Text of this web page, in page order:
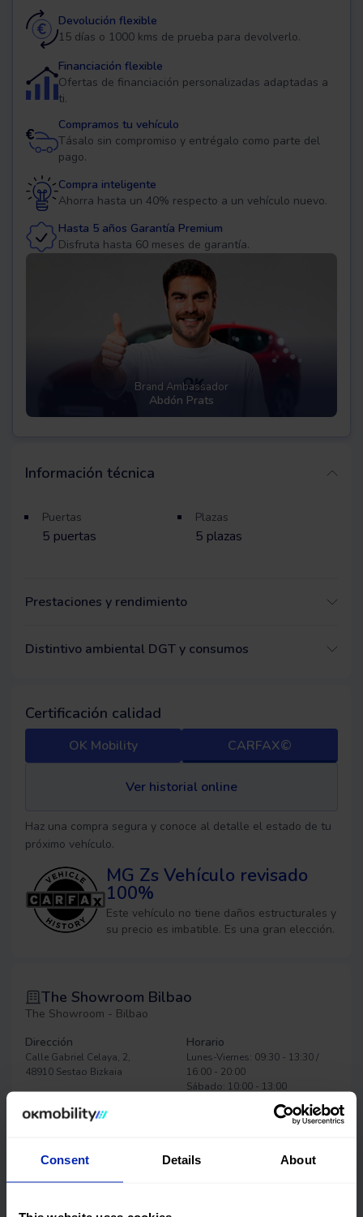
Consent Details About
Devolución flexible
15 días o 1000 kms de prueba para devolverlo.
Financiación flexible
Ofertas de financiación personalizadas adaptadas a
ti.
Compramos tu vehículo
Tásalo sin compromiso y entrégalo como parte del
pago.
Compra inteligente
Ahorra hasta un 40% respecto a un vehículo nuevo.
Hasta 5 años Garantía Premium
Disfruta hasta 60 meses de garantía.
Brand Ambassador
Abdón Prats
Información técnica
Puertas
5 puertas
Plazas
5 plazas
Prestaciones y rendimiento
Distintivo ambiental DGT y consumos
Certificación calidad
OK Mobility CARFAX©
Ver historial online
Haz una compra segura y conoce al detalle el estado de tu
próximo vehículo.
MG Zs Vehículo revisado
100%
Este vehículo no tiene daños estructurales y
su precio es imbatible. Es una gran elección.
The Showroom Bilbao
The Showroom - Bilbao
Dirección
Calle Gabriel Celaya, 2,
48910 Sestao Bizkaia
Horario
Lunes-Viernes: 09:30 - 13:30 /
16:00 - 20:00
Sábado: 10:00 - 13:00